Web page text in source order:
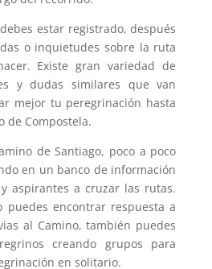
estar registrado, después
o inquietudes sobre la ruta
Existe gran variedad de
y dudas similares que van
mejor tu peregrinación hasta
de Compostela.
de Santiago, poco a poco
en un banco de información
aspirantes a cruzar las rutas.
puedes encontrar respuesta a
al Camino, también puedes
creando grupos para
en solitario.